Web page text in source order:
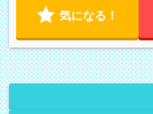
気になる！